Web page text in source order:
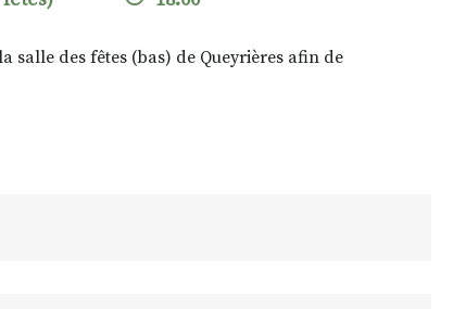
salle des fêtes (bas) de Queyrières afin de